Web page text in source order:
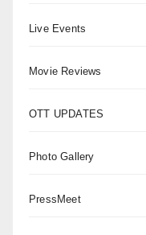
Live Events
Movie Reviews
OTT UPDATES
Photo Gallery
PressMeet